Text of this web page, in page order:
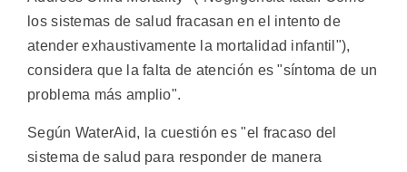
los sistemas de salud fracasan en el intento de
atender exhaustivamente la mortalidad infantil"),
considera que la falta de atención es "síntoma de un
problema más amplio".
Según WaterAid, la cuestión es "el fracaso del
sistema de salud para responder de manera